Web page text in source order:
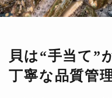
貝は“手当て”
丁寧な品質管